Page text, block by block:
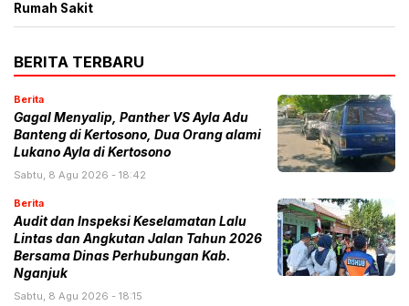
Rumah Sakit
BERITA TERBARU
Berita
Gagal Menyalip, Panther VS Ayla Adu
Banteng di Kertosono, Dua Orang alami
Lukano Ayla di Kertosono
Sabtu, 8 Agu 2026 - 18:42
Berita
Audit dan Inspeksi Keselamatan Lalu
Lintas dan Angkutan Jalan Tahun 2026
Bersama Dinas Perhubungan Kab.
Nganjuk
Sabtu, 8 Agu 2026 - 18:15